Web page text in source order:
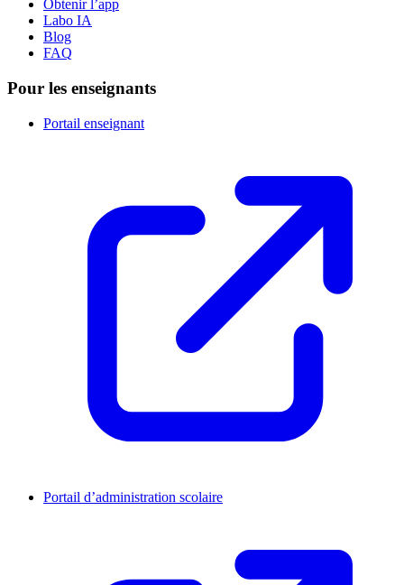
Obtenir l’app
Labo IA
Blog
FAQ
Pour les enseignants
Portail enseignant
Portail d’administration scolaire